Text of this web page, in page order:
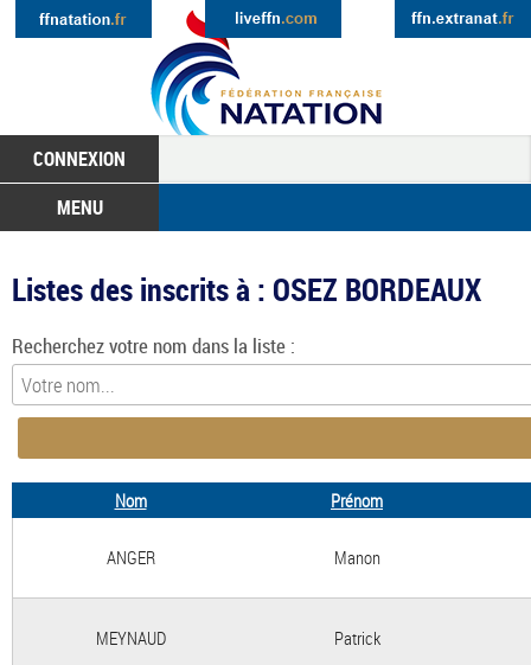
CONNEXION
MENU
Listes des inscrits à : OSEZ BORDEAUX
Recherchez votre nom dans la liste :
Nom Prénom
ANGER Manon
MEYNAUD Patrick